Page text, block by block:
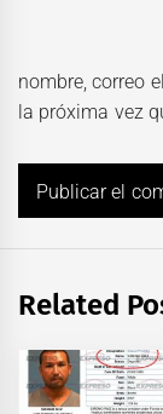
nombre, correo
la próxima vez
Related